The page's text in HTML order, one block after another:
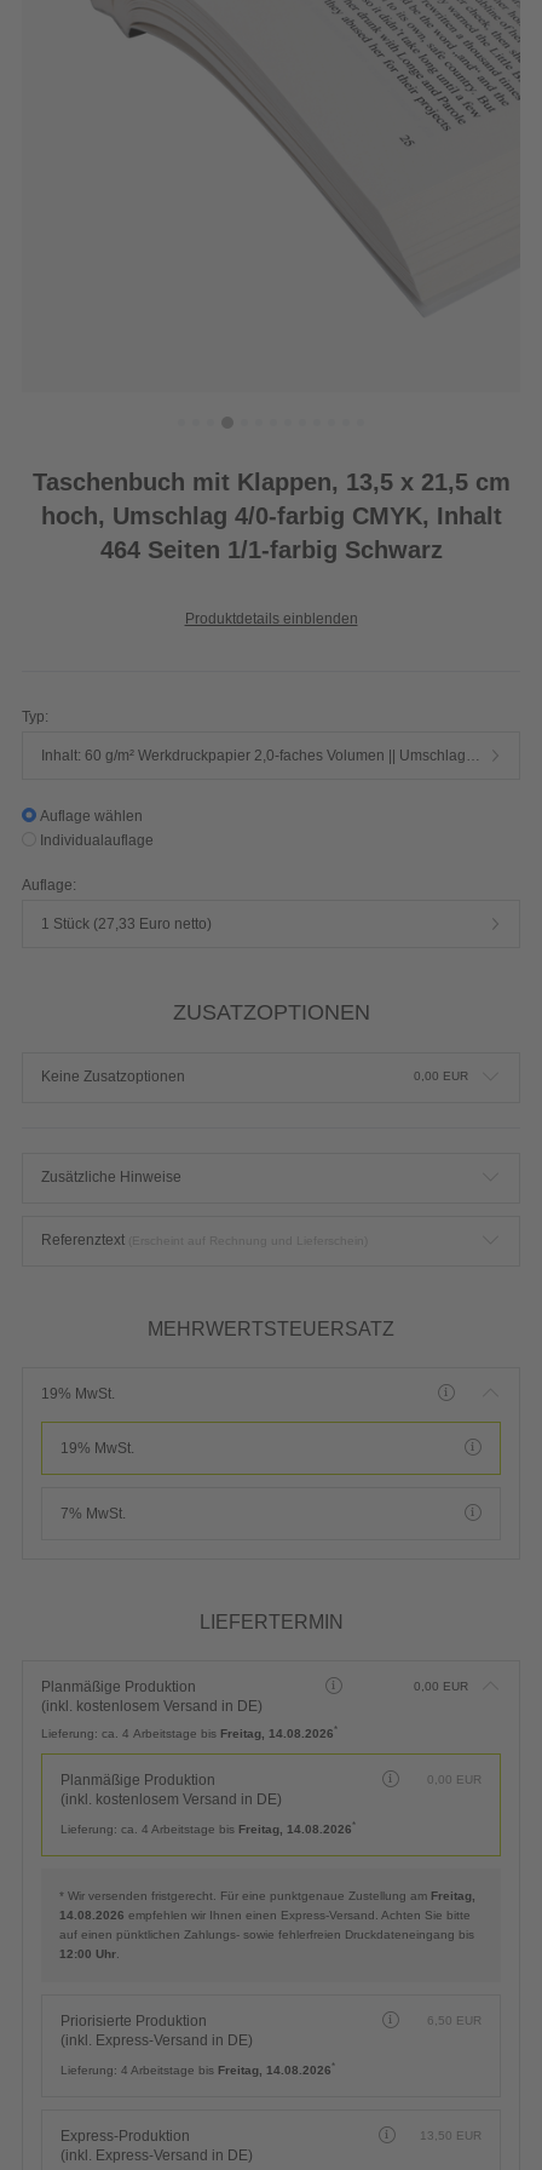
Taschenbuch mit Klappen, 13,5 x 21,5 cm
hoch, Umschlag 4/0-farbig CMYK, Inhalt
464 Seiten 1/1-farbig Schwarz
Produktdetails einblenden
Typ:
Auflage wählen
Individualauflage
Auflage:
1 Stück (27,33 Euro netto)
ZUSATZOPTIONEN
Keine Zusatzoptionen 0,00 EUR
Zusätzliche Hinweise
Referenztext
MEHRWERTSTEUERSATZ
19% MwSt.
19% MwSt.
7% MwSt.
LIEFERTERMIN
Planmäßige Produktion
(inkl. kostenlosem Versand in DE)
0,00 EUR
Lieferung: ca. 4 Arbeitstage bis Freitag, 14.08.2026*
Planmäßige Produktion
(inkl. kostenlosem Versand in DE)
0,00 EUR
Lieferung: ca. 4 Arbeitstage bis Freitag, 14.08.2026*
* Wir versenden fristgerecht. Für eine punktgenaue Zustellung am Freitag,
14.08.2026 empfehlen wir Ihnen einen Express-Versand. Achten Sie bitte
auf einen pünktlichen Zahlungs- sowie fehlerfreien Druckdateneingang bis
12:00 Uhr
Priorisierte Produktion
(inkl. Express-Versand in DE)
6,50 EUR
Lieferung: 4 Arbeitstage bis Freitag, 14.08.2026*
Express-Produktion
(inkl. Express-Versand in DE)
13,50 EUR